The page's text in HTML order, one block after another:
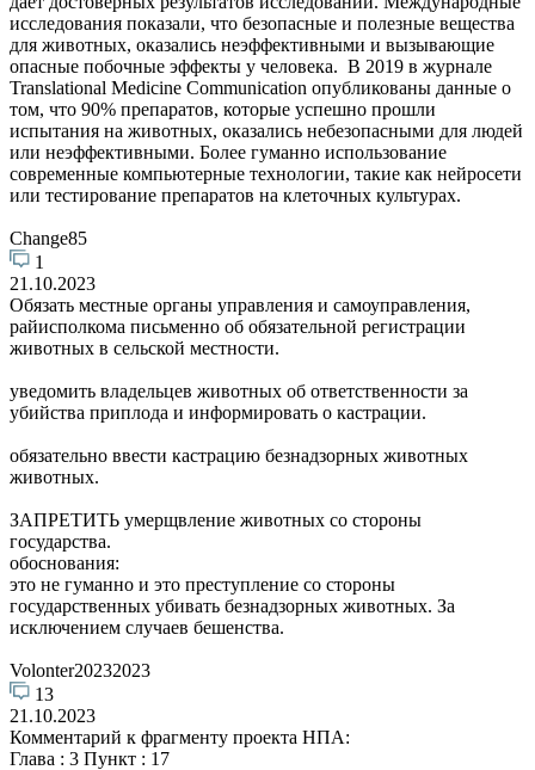
исследования показали, что безопасные и полезные вещества
для животных, оказались неэффективными и вызывающие
опасные побочные эффекты у человека. ​ В 2019 в журнале
Translational Medicine Communication опубликованы данные о
том, что 90% препаратов, которые успешно прошли
испытания на животных, оказались небезопасными для людей
или неэффективными.​ Более гуманно использование
современные компьютерные технологии, такие как нейросети
или тестирование препаратов на клеточных культурах.
Change85
1
21.10.2023
Обязать местные органы управления и самоуправления,
райисполкома письменно об обязательной регистрации
животных в сельской местности.
уведомить владельцев животных об ответственности за
убийства приплода и информировать о кастрации.
обязательно ввести кастрацию безнадзорных животных
животных.
ЗАПРЕТИТЬ умерщвление животных со стороны
государства.
обоснования:
это не гуманно и это преступление со стороны
государственных убивать безнадзорных животных. За
исключением случаев бешенства.
Volonter20232023
13
21.10.2023
Комментарий к фрагменту проекта НПА:
Глава : 3 Пункт : 17